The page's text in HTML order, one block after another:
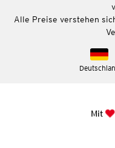
Alle Preise verstehen
Mit